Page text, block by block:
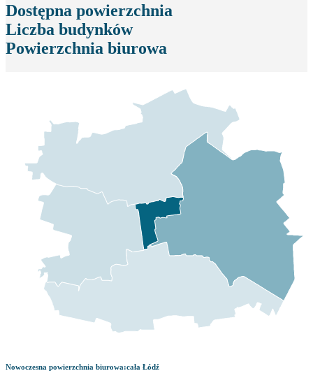
Dostępna powierzchnia
Liczba budynków
Powierzchnia biurowa
Nowoczesna powierzchnia biurowa:cała Łódź